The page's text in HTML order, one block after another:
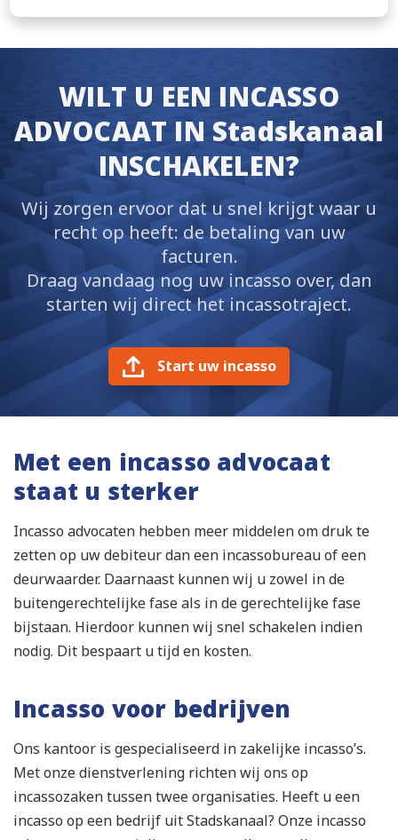
WILT U EEN INCASSO
ADVOCAAT IN Stadskanaal
INSCHAKELEN?
Wij zorgen ervoor dat u snel krijgt waar u
recht op heeft: de betaling van uw
facturen.
Draag vandaag nog uw incasso over, dan
starten wij direct het incassotraject.
Start uw incasso
Met een incasso advocaat
staat u sterker
Incasso advocaten hebben meer middelen om druk te
zetten op uw debiteur dan een incassobureau of een
deurwaarder. Daarnaast kunnen wij u zowel in de
buitengerechtelijke fase als in de gerechtelijke fase
bijstaan. Hierdoor kunnen wij snel schakelen indien
nodig. Dit bespaart u tijd en kosten.
Incasso voor bedrijven
Ons kantoor is gespecialiseerd in zakelijke incasso’s.
Met onze dienstverlening richten wij ons op
incassozaken tussen twee organisaties. Heeft u een
incasso op een bedrijf uit Stadskanaal? Onze incasso